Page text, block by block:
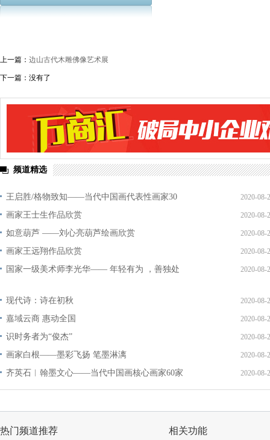
上一篇： 边山古代木雕佛像艺术展
下一篇：没有了
频道精选
王启胜/格物致知——当代中国画代表性画家30 2020-08-
画家王士生作品欣赏 2020-08-
如意葫芦 ——刘心亮葫芦绘画欣赏 2020-08-
画家王远翔作品欣赏 2020-08-
国家一级美术师李光华—— 年轻有为 ，善独处 2020-08-
现代诗：诗在初秋 2020-08-
嘉域云商 惠动全国 2020-08-
识时务者为“俊杰” 2020-08-
画家白根——墨彩飞扬 笔墨淋漓 2020-08-
齐英石︱翰墨文心——当代中国画核心画家60家 2020-08-
热门频道推荐 相关功能